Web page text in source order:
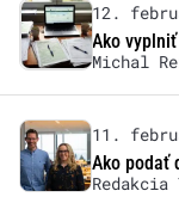
12.
Ako vyplniť
Michal
11.
Ako podať
Redakcia